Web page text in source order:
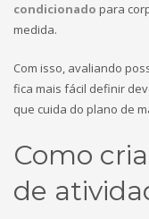
condicionado para
medida.
Com isso, avaliando
fica mais fácil definir
que cuida do plano de
Como
de